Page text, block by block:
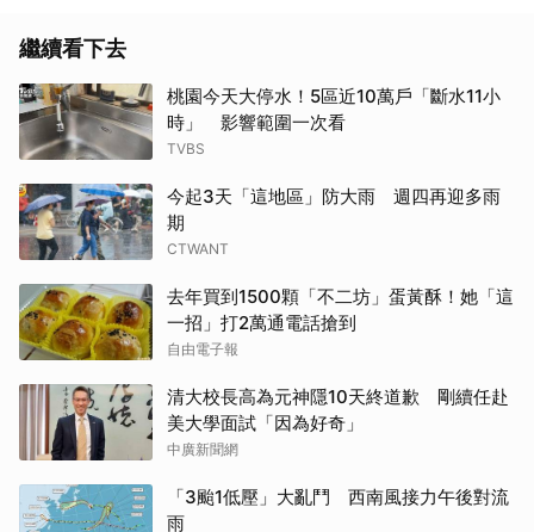
繼續看下去
桃園今天大停水！5區近10萬戶「斷水11小
時」 影響範圍一次看
TVBS
今起3天「這地區」防大雨 週四再迎多雨
期
CTWANT
去年買到1500顆「不二坊」蛋黃酥！她「這
一招」打2萬通電話搶到
自由電子報
清大校長高為元神隱10天終道歉 剛續任赴
美大學面試「因為好奇」
中廣新聞網
「3颱1低壓」大亂鬥 西南風接力午後對流
雨